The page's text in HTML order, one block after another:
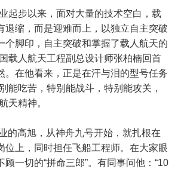
起步以来，面对大量的技术空白，载
退缩，而是迎难而上，以独立自主突破
个脚印，自主突破和掌握了载人航天的
载人航天工程副总设计师张柏楠回首
。在他看来，正是在汗与泪的型号任务
能吃苦，特别能战斗，特别能攻关，
天精神。
的高旭，从神舟九号开始，就扎根在
位上，同时担任飞船工程师。在大家眼
一切的“拼命三郎”。有同事问他：“10